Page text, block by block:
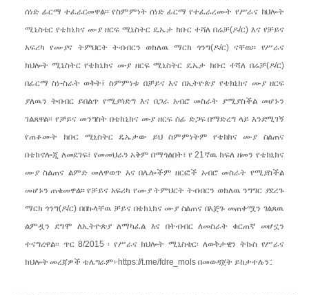
ሰነድ ፊርማ ተፈራርመዋል፡፡ የስምምነት ሰነድ ፊርማ የተፈራረሙት የሥራና ክህሎት
ሚኒስቴር የቴክኒክና ሙያ ዘርፍ ሚኒስትር ዴኤታ ክቡር ተሻለ በሬቻ(ዶ/ር) እና የቻይና
አፍሪካ የሙያና ትምህርት ትብብርን ወክለዉ ማርክ ጎንግ(ዶ/ር) ናቸዉ፡፡ የሥራና
ክህሎት ሚኒስትር የቴክኒክና ሙያ ዘርፍ ሚኒስትር ዴኤታ ክቡር ተሻለ በሬቻ(ዶ/ር)
በፊርማ ስነ-ስራት ወቅት፤ ስምምነቱ በቻይና እና በኢትዮጵያ የቴክኒክና ሙያ ዘርፍ
ያለዉን ትብብር ይበልጥ የሚያሳድግ እና በጋራ አብሮ መስራት ያሚያስችል መሆኑን
ገልጸዋል፡፡ የቻይና መንግስት በቴክኒክና ሙያ ዘርፍ ሰፊ ድጋፍ በማድረግ ላይ እንደሚገኝ
የጠቆሙት ክቡር ሚኒስትር ዴኤታው ይህ ስምምነትም የቴክክና ሙያ ስልጠና
በቴክኖሎጂ ለመደገፍ፣ የመመህራን አቅም በማጎልበት፣ የ 21ኛዉ ክፍለ ዘመን የቴክኒክና
ሙያ ስልጠና ልምድ መለዋወጥ እና በሌሎችም ዘርፎች አብሮ መስራት የሚያስችል
መሆኑን ጠቁመዋል፡፡ የቻይና አፍሪካ የሙያ ትምህርት ትብብርን ወክለዉ ንግግር ያደረጉ
ማርክ ጎንግ(ዶ/ር) በበኩላቸዉ ቻይና በቴክኒክና ሙያ ስልጠና በእጅጉ መጠቀሟን ገልጸዉ
ልምዷን ደግሞ ለኢትዮጵያ ለማካፈል እና በትብብር ለመስራት ቁርጠኛ መሆኗን
ተናግረዋል፡፡ ጥር 8/2015 ፡ የሥራና ክህሎት ሚኒስቴር፡ ለወቅታዊን ትኩስ የሥራና
ክህሎት መረጃዎች ቴሌግራም፦https://t.me/fdre_mols በመወዳጀት ይከታተሉን::